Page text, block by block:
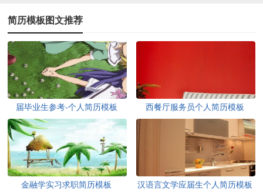
简历模板图文推荐
届毕业生参考-个人简历模板
（一）
西餐厅服务员个人简历模板
金融学实习求职简历模板 汉语言文学应届生个人简历模板